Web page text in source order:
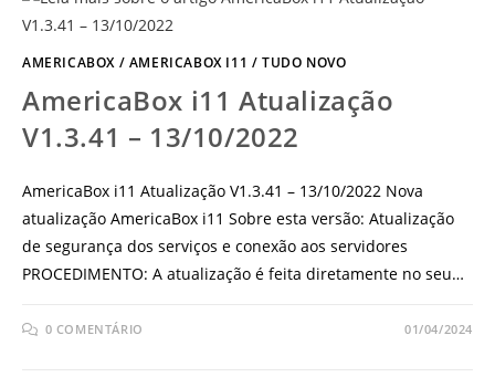
AMERICABOX / AMERICABOX I11 /TUDO NOVO
AmericaBox i11 Atualização
V1.3.41 – 13/10/2022
AmericaBox i11 Atualização V1.3.41 – 13/10/2022 Nova
atualização AmericaBox i11 Sobre esta versão: Atualização
de segurança dos serviços e conexão aos servidores
PROCEDIMENTO: A atualização é feita diretamente no seu…
0 COMENTÁRIO 01/04/2024